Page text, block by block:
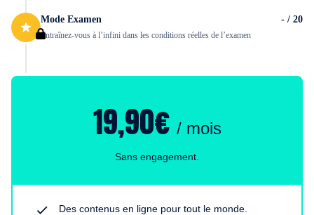
Mode Examen
Entraînez-vous à l’infini dans les conditions réelles de l’examen
- / 20
19,90€ / mois
Sans engagement.
Des contenus en ligne pour tout le monde.